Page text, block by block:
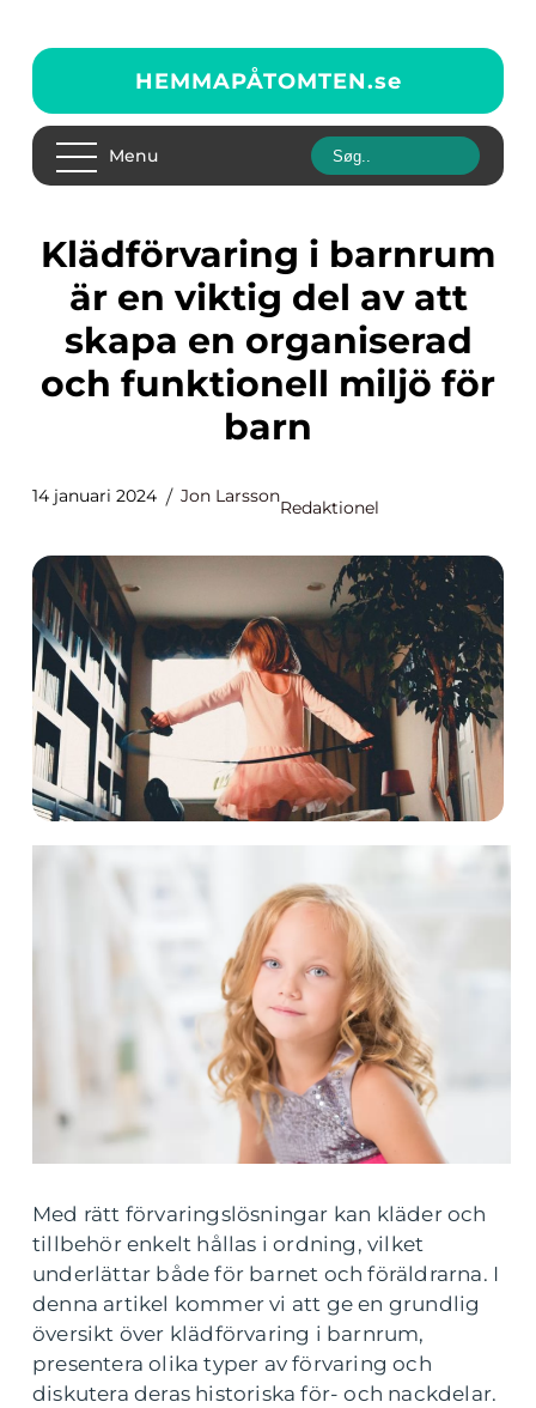
HEMMAPÅTOMTEN.se
Menu
Klädförvaring i barnrum
är en viktig del av att
skapa en organiserad
och funktionell miljö för
barn
14 januari 2024 Jon Larsson
Redaktionel
Med rätt förvaringslösningar kan kläder och
tillbehör enkelt hållas i ordning, vilket
underlättar både för barnet och föräldrarna. I
denna artikel kommer vi att ge en grundlig
översikt över klädförvaring i barnrum,
presentera olika typer av förvaring och
diskutera deras historiska för- och nackdelar.